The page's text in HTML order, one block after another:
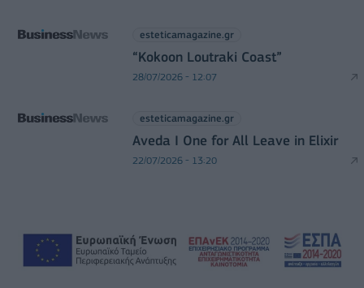
esteticamagazine.gr
“Kokoon Loutraki Coast”
28/07/2026 - 12:07
esteticamagazine.gr
Aveda I One for All Leave in Elixir
22/07/2026 - 13:20